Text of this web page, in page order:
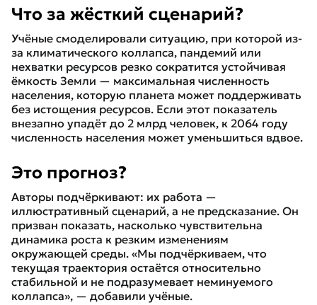
Что за жёсткий сценарий?
Учёные смоделировали ситуацию, при которой из-
за климатического коллапса, пандемий или
нехватки ресурсов резко сократится устойчивая
ёмкость Земли — максимальная численность
населения, которую планета может поддерживать
без истощения ресурсов. Если этот показатель
внезапно упадёт до 2 млрд человек, к 2064 году
численность населения может уменьшиться вдвое.
Это прогноз?
Авторы подчёркивают: их работа —
иллюстративный сценарий, а не предсказание. Он
призван показать, насколько чувствительна
динамика роста к резким изменениям
окружающей среды. «Мы подчёркиваем, что
текущая траектория остаётся относительно
стабильной и не подразумевает неминуемого
коллапса», — добавили учёные.